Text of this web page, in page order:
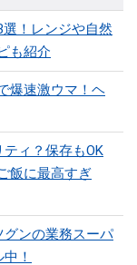
選！レンジや自然
も紹介
爆速激ウマ！ヘ
ティ？保存もOK
飯に最高すぎ
ンの業務スーパ
！